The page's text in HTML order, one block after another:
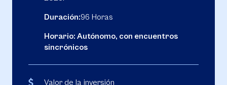
Duración:96 Horas
Horario: Autónomo, con encuentros
sincrónicos
Valor de la inversión